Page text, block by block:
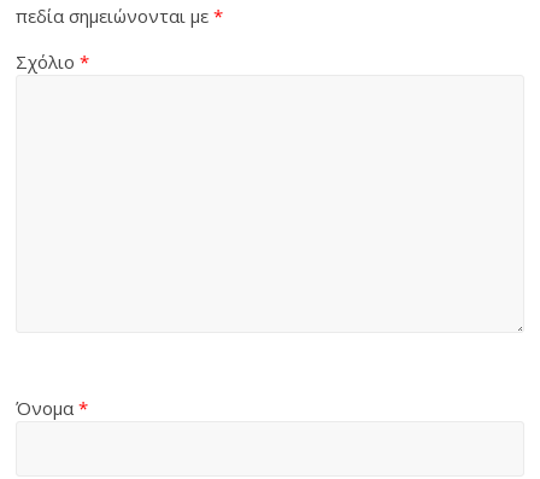
πεδία σημειώνονται με*
Σχόλιο*
Όνομα*